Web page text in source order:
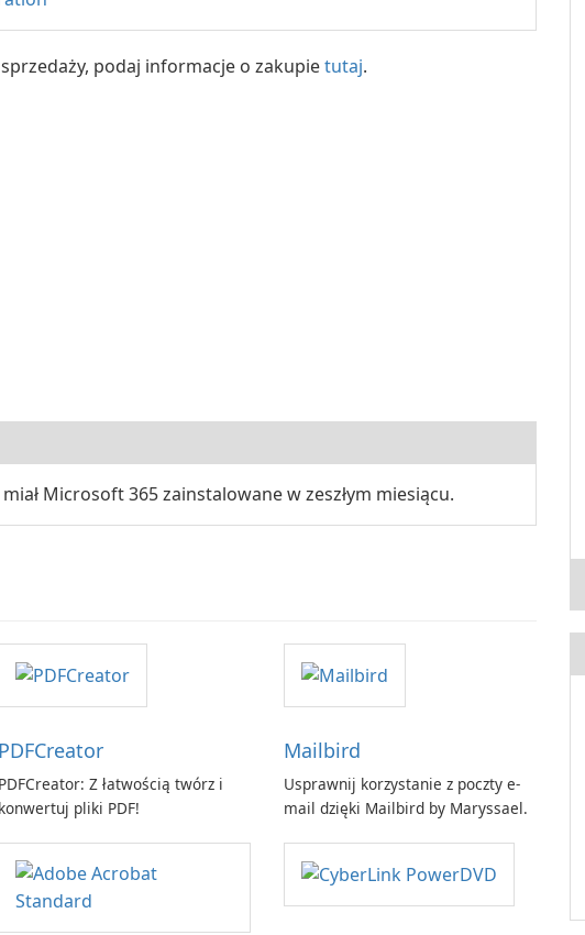
podaj informacje o zakupietutaj.
miał Microsoft 365 zainstalowane w zeszłym miesiącu.
PDFCreator
PDFCreator: Z łatwością twórz i
konwertuj pliki PDF!
Mailbird
Usprawnij korzystanie z poczty e-
mail dzięki Mailbird by Maryssael.